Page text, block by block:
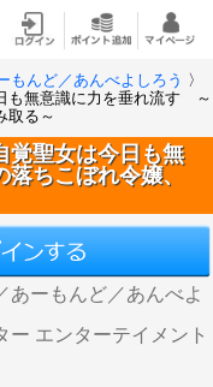
もんど／あんべよしろう 〉
も無意識に力を垂れ流す ～
取る～
覚聖女は今日も無
ちこぼれ令嬢、
あーもんど／あんべよ
ー エンターテイメント